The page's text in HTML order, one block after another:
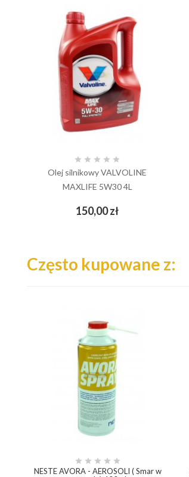
    
Olej silnikowy VALVOLINE
MAXLIFE 5W30 4L
150,00 złCena
add_shopping_cart
Często kupowane z:
    
NESTE AVORA - AEROSOLI ( Smar w